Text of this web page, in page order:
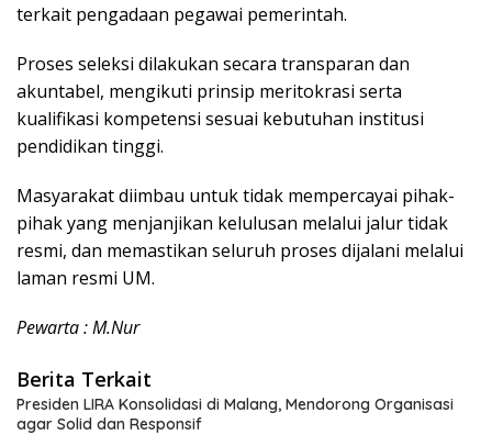
terkait pengadaan pegawai pemerintah.
Proses seleksi dilakukan secara transparan dan
akuntabel, mengikuti prinsip meritokrasi serta
kualifikasi kompetensi sesuai kebutuhan institusi
pendidikan tinggi.
Masyarakat diimbau untuk tidak mempercayai pihak-
pihak yang menjanjikan kelulusan melalui jalur tidak
resmi, dan memastikan seluruh proses dijalani melalui
laman resmi UM.
Pewarta : M.Nur
Berita Terkait
Presiden LIRA Konsolidasi di Malang, Mendorong Organisasi
agar Solid dan Responsif